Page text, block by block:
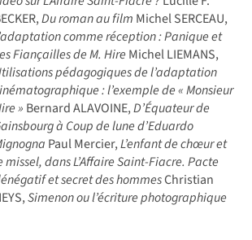
Du roman au film Michel SERCEAU,
comme réception : Panique et
Fiançailles de M. Hire Michel LIEMANS,
pédagogiques de l’adaptation
: l’exemple de « Monsieur
» Bernard ALAVOINE,D’Équateur de
à Coup de lune d’Eduardo
Paul Mercier,L’enfant de chœur et
missel, dans L’Affaire Saint-Fiacre. Pacte
et secret des hommesChristian
Simenon ou l’écriture photographique